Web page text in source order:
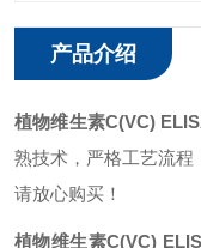
产品介绍
植物维生素C(VC)
熟技术，严格工艺流程
请放心购买！
植物维生素C(VC)